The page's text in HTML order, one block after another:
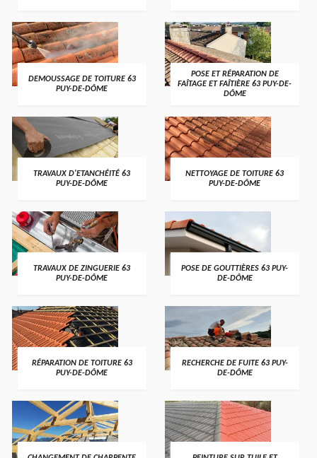
DEMOUSSAGE DE TOITURE 63
PUY-DE-DÔME
POSE ET RÉPARATION DE
FAÎTAGE ET FAÎTIÈRE 63 PUY-DE-
DÔME
TRAVAUX D'ETANCHÉITÉ 63
PUY-DE-DÔME
NETTOYAGE DE TOITURE 63
PUY-DE-DÔME
TRAVAUX DE ZINGUERIE 63
PUY-DE-DÔME
POSE DE GOUTTIÈRES 63 PUY-
DE-DÔME
RÉPARATION DE TOITURE 63
PUY-DE-DÔME
RECHERCHE DE FUITE 63 PUY-
DE-DÔME